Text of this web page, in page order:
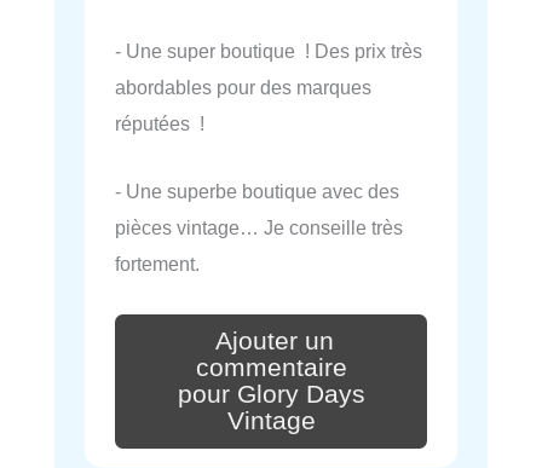
- Une super boutique ! Des prix très
abordables pour des marques
réputées !
- Une superbe boutique avec des
pièces vintage… Je conseille très
fortement.
Ajouter un
commentaire
pour Glory Days
Vintage